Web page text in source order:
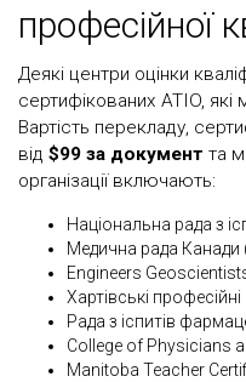
професійної
Деякі центри оцінки
сертифікованих ATIO, які
Вартість перекладу,
від $99 за документ та
організації включають:
Національна рада з
Медична рада Канади
Engineers
Хартівські
Рада з іспитів
College of Physicians
Manitoba Teacher